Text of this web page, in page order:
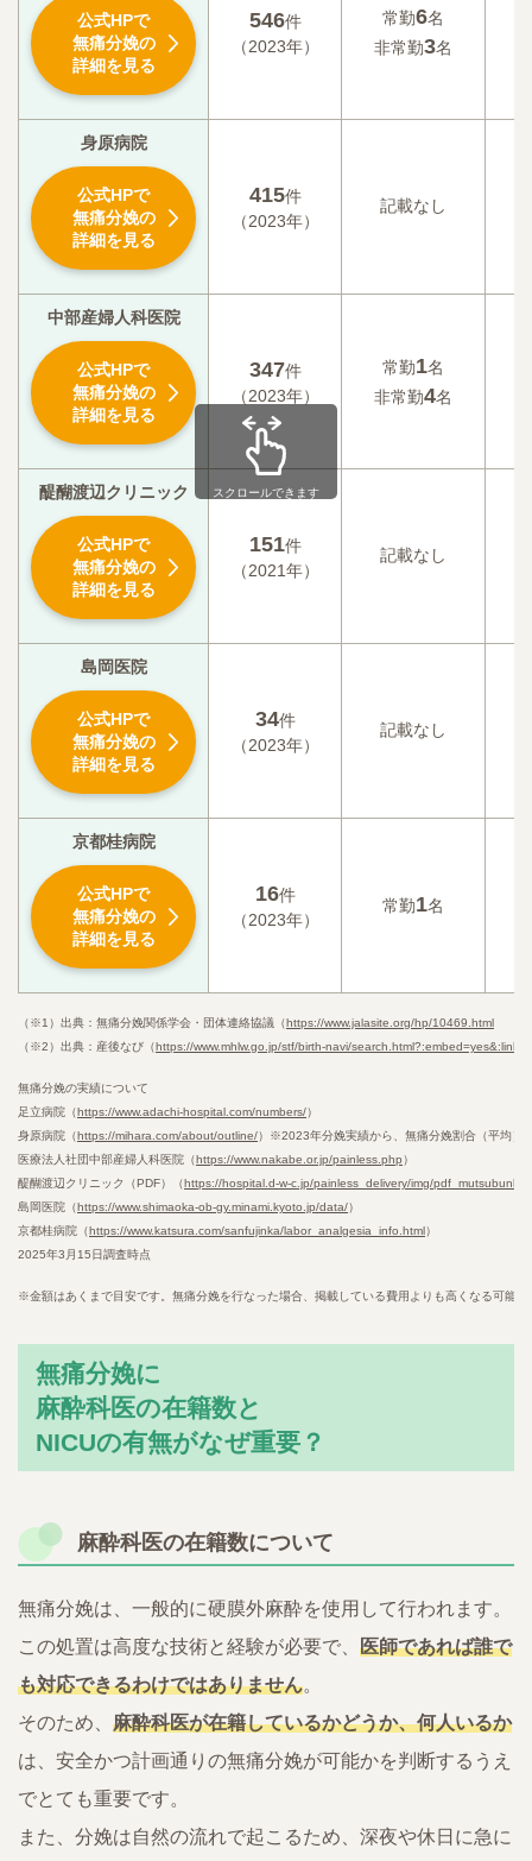
公式HPで
無痛分娩の
詳細を見る
546件
（2023年）
常勤6名
非常勤3名
身原病院
公式HPで
無痛分娩の
詳細を見る
415件
（2023年）
記載なし
中部産婦人科医院
公式HPで
無痛分娩の
詳細を見る
347件
（2023年）
常勤1名
非常勤4名
醍醐渡辺クリニック
公式HPで
無痛分娩の
詳細を見る
151件
（2021年）
記載なし
島岡医院
公式HPで
無痛分娩の
詳細を見る
34件
（2023年）
記載なし
京都桂病院
公式HPで
無痛分娩の
詳細を見る
16件
（2023年）
常勤1名
スクロールできます
（※1）出典：無痛分娩関係学会・団体連絡協議（https://www.jalasite.org/hp/10469.html
（※2）出典：産後なび（https://www.mhlw.go.jp/stf/birth-navi/
無痛分娩の実績について
足立病院（https://www.adachi-hospital.com/numbers/）
身原病院（https://mihara.com/about/outline/）※2023年分娩実績から、無痛分娩割合（平均）
医療法人社団中部産婦人科医院（https://www.nakabe.or.jp/painless.php）
醍醐渡辺クリニック（PDF）（https://hospital.d-w-c.jp/painless_delivery/img/
島岡医院（https://www.shimaoka-ob-gy.minami.kyoto.jp/data/）
京都桂病院（https://www.katsura.com/sanfujinka/labor_analgesia_info.html）
2025年3月15日調査時点
※金額はあくまで目安です。無痛分娩を行なった場合、掲載している費用よりも高くなる可能
無痛分娩に
麻酔科医の在籍数と
NICUの有無がなぜ重要？
麻酔科医の在籍数について
無痛分娩は、一般的に硬膜外麻酔を使用して行われます。
この処置は高度な技術と経験が必要で、 医師であれば誰で
も対応できるわけではありません。
そのため、 麻酔科医が在籍しているかどうか、何人いるか
は、安全かつ計画通りの無痛分娩が可能かを判断するうえ
でとても重要です。
また、分娩は自然の流れで起こるため、深夜や休日に急に